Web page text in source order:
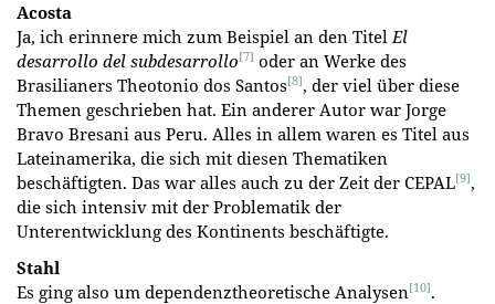
Acosta
Ja, ich erinnere mich zum Beispiel an den TitelEl
desarrollo del subdesarrollo[7] oder an Werke des
Brasilianers Theotonio dos Santos[8], der viel über diese
Themen geschrieben hat. Ein anderer Autor war Jorge
Bravo Bresani aus Peru. Alles in allem waren es Titel aus
Lateinamerika, die sich mit diesen Thematiken
beschäftigten. Das war alles auch zu der Zeit der CEPAL[9],
die sich intensiv mit der Problematik der
Unterentwicklung des Kontinents beschäftigte.
Stahl
Es ging also um dependenztheoretische Analysen[10].